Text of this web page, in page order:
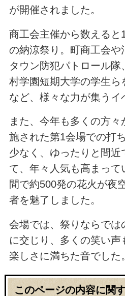
が開催されました。
商工会主催から数えると
の納涼祭り。町商工会や
タウン防犯パトロール隊
村学園短期大学の学生ら
など、様々な力が集うイ
また、今年も多くの方
施された第1会場での打
少なく、ゆったりと間近
て、年々人気も高まって
間で約500発の花火が夜
者を魅了しました。
会場では、祭りならでは
に交じり、多くの笑い声
楽しさに満ちた音でした。
このページの内容に関